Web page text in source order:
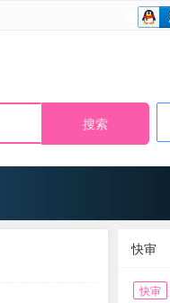
快审
快审